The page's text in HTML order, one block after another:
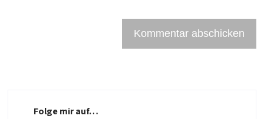
Folge mir auf…